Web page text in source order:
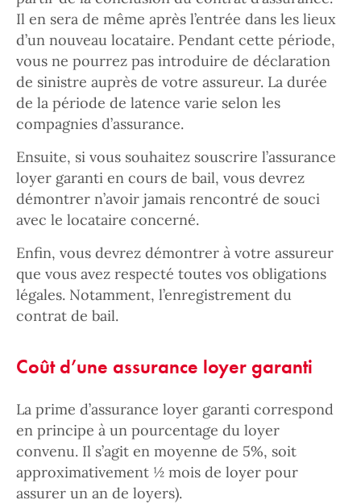
Il en sera de même après l’entrée dans les lieux
d’un nouveau locataire. Pendant cette période,
vous ne pourrez pas introduire de déclaration
de sinistre auprès de votre assureur. La durée
de la période de latence varie selon les
compagnies d’assurance.
Ensuite, si vous souhaitez souscrire l’assurance
loyer garanti en cours de bail, vous devrez
démontrer n’avoir jamais rencontré de souci
avec le locataire concerné.
Enfin, vous devrez démontrer à votre assureur
que vous avez respecté toutes vos obligations
légales. Notamment, l’enregistrement du
contrat de bail.
Coût d’une assurance loyer garanti
La prime d’assurance loyer garanti correspond
en principe à un pourcentage du loyer
convenu. Il s’agit en moyenne de 5%, soit
approximativement ½ mois de loyer pour
assurer un an de loyers).